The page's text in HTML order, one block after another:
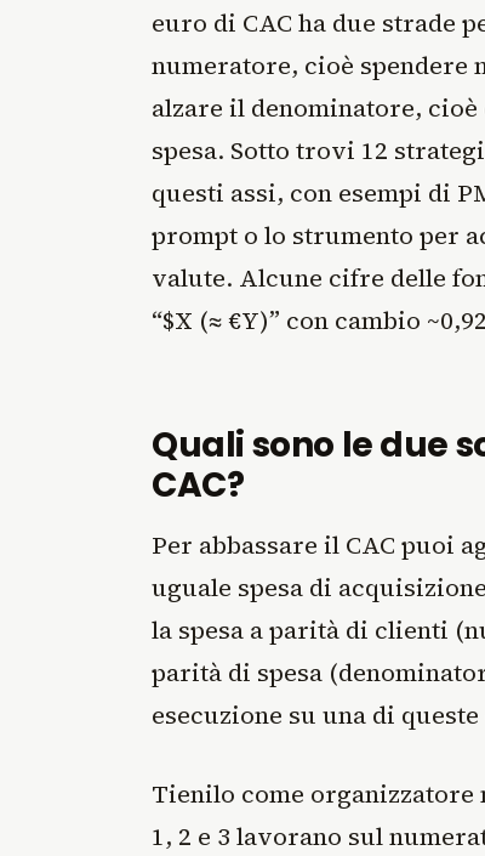
euro di CAC ha due strade
numeratore, cioè spendere
alzare il denominatore,
spesa. Sotto trovi 12
questi assi, con esempi di
prompt o lo strumento per
valute. Alcune cifre delle
“$X (≈ €Y)” con cambio
Quali sono le due
CAC?
Per abbassare il CAC puoi
uguale spesa di
la spesa a parità di clienti
parità di spesa
esecuzione su una di
Tienilo come organizzatore
1, 2 e 3 lavorano sul